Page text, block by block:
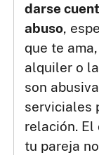
darse
abuso,
que te
alquiler o
son
serviciales
relación. El
tu pareja